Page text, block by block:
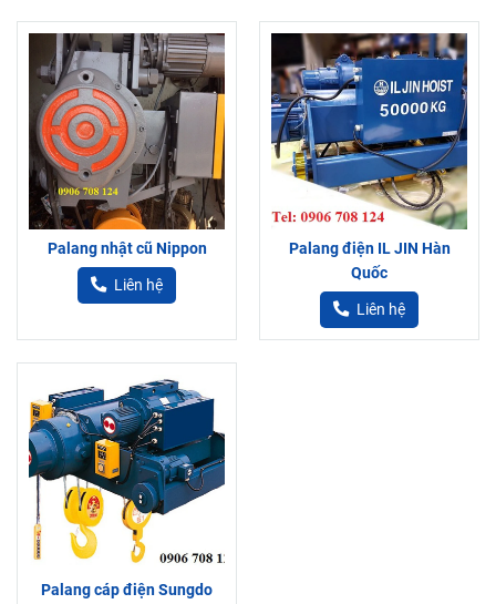
Palang nhật cũ Nippon
Liên hệ
Palang điện IL JIN Hàn
Quốc
Liên hệ
Palang cáp điện Sungdo